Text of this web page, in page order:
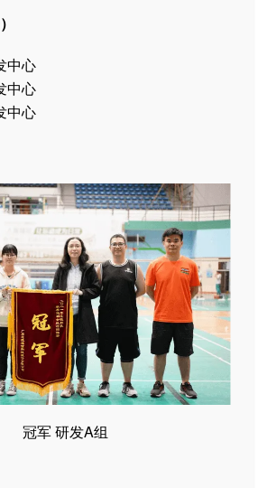
中心
中心
中心
冠军 研发A组